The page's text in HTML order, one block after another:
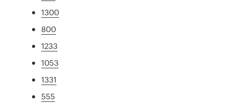
1300
800
1233
1053
1331
555